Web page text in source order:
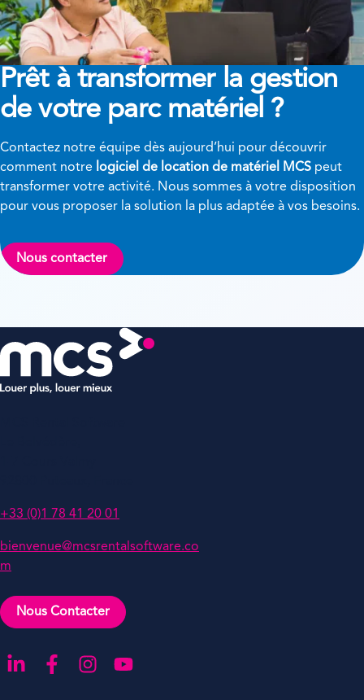
Prêt à transformer la gestion
de votre parc matériel ?
Contactez notre équipe dès aujourd’hui pour découvrir
comment notre logiciel de location de matériel MCS peut
transformer votre activité. Nous sommes à votre disposition
pour vous proposer la solution la plus adaptée à vos besoins.
Nous contacter
+33 (0)1 78 41 20 01
bienvenue@mcsrentalsoftware.co
m
Nous Contacter
Aller sur notre page LinkedIn
Aller sur notre page Facebook
Aller sur notre compte Instagram
Aller sur notre chaîne YouTube